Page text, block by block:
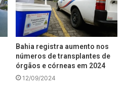
Bahia registra aumento nos
números de transplantes de
órgãos e córneas em 2024
12/09/2024